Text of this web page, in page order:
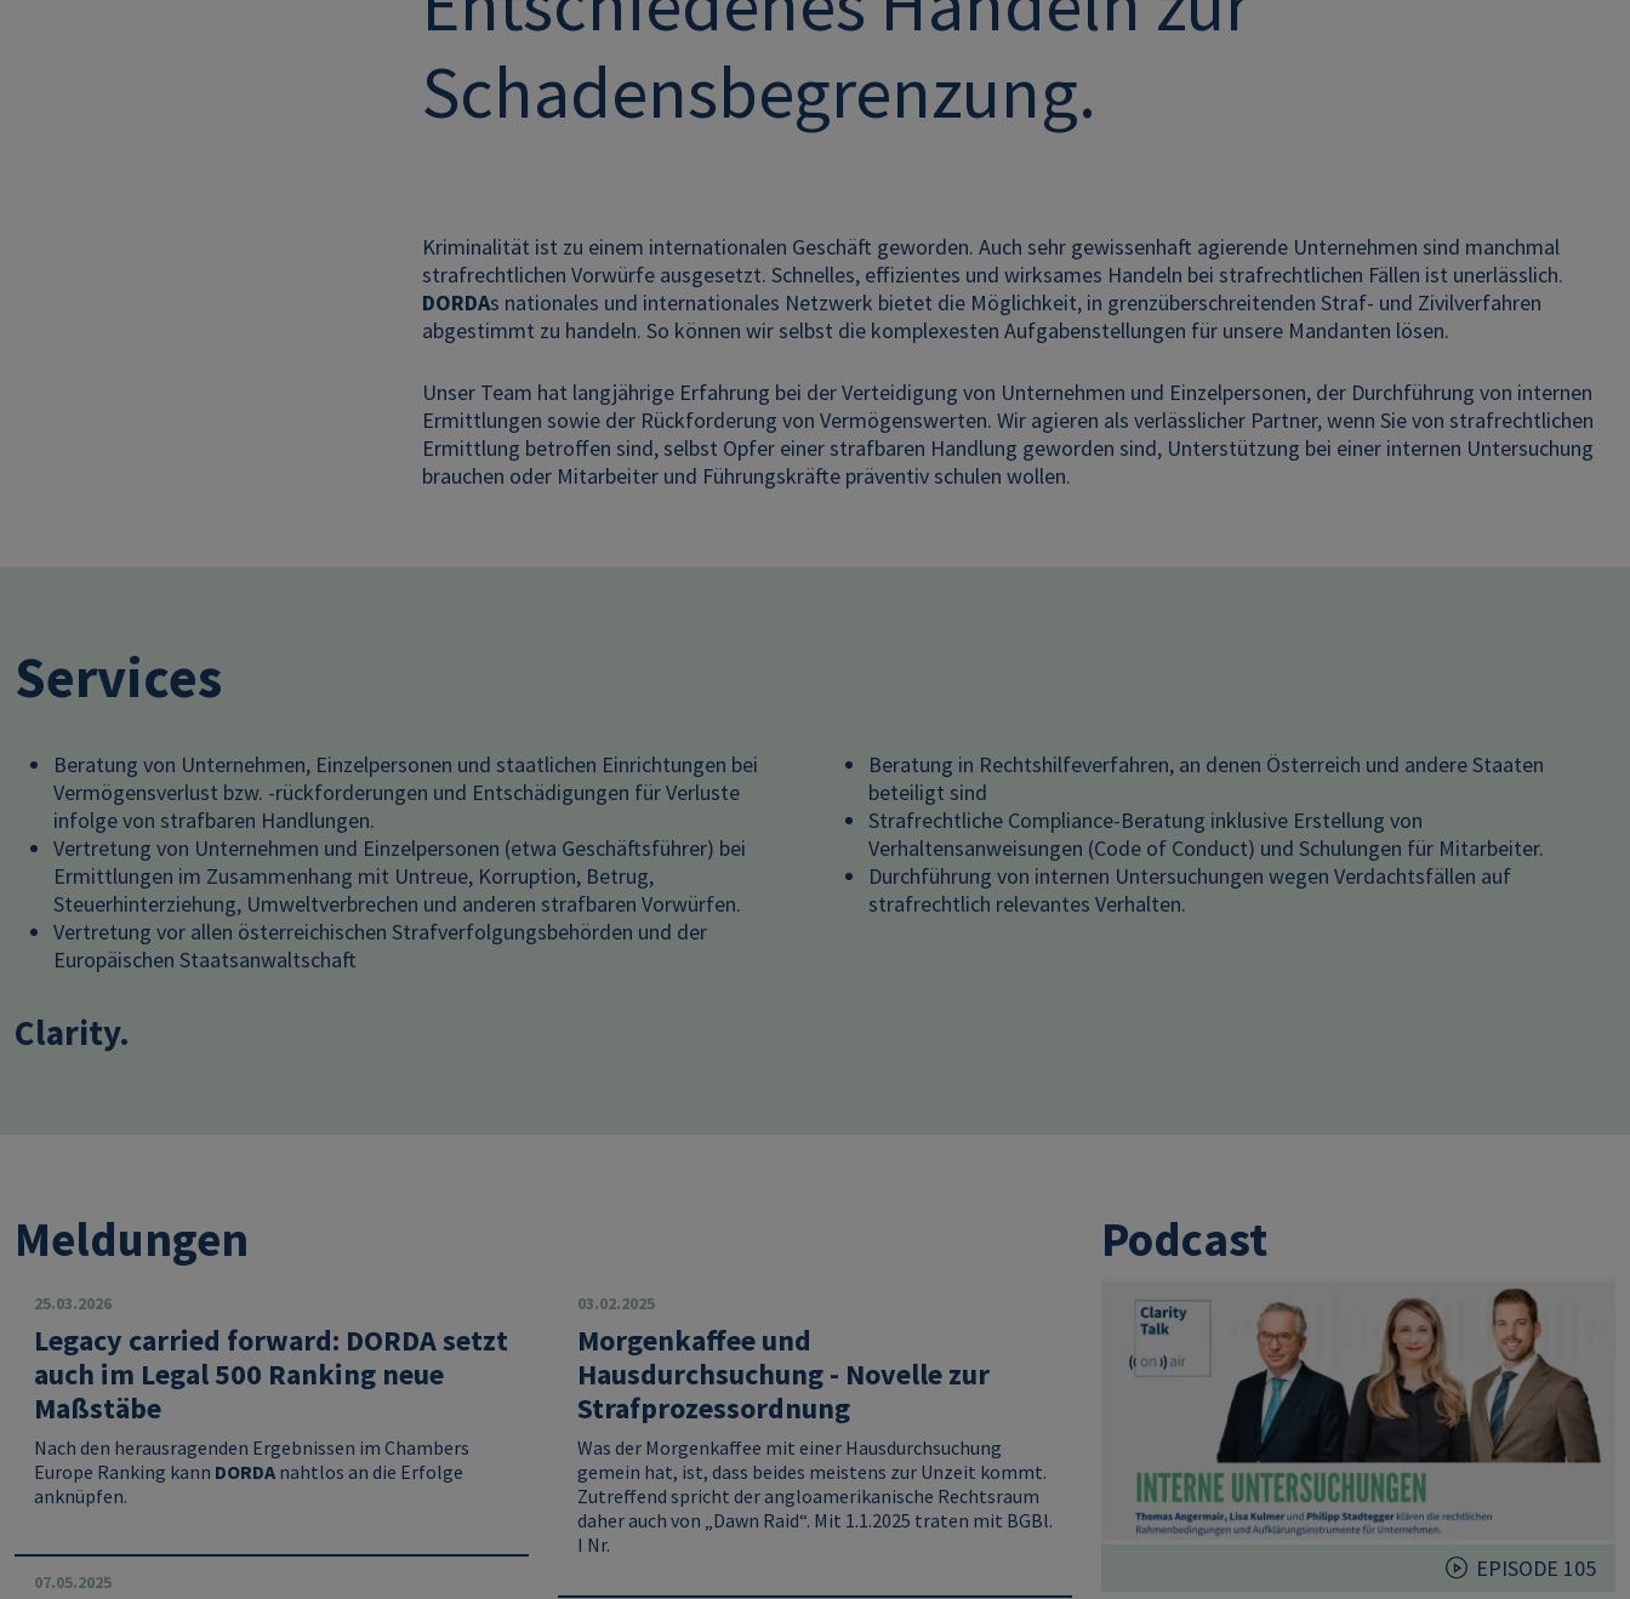
Schadensbegrenzung.
Kriminalität ist zu einem internationalen Geschäft geworden. Auch sehr gewissenhaft agierende Unternehmen sind manchmal
strafrechtlichen Vorwürfe ausgesetzt. Schnelles, effizientes und wirksames Handeln bei strafrechtlichen Fällen ist unerlässlich.
DORDAs nationales und internationales Netzwerk bietet die Möglichkeit, in grenzüberschreitenden Straf- und Zivilverfahren
abgestimmt zu handeln. So können wir selbst die komplexesten Aufgabenstellungen für unsere Mandanten lösen.
Unser Team hat langjährige Erfahrung bei der Verteidigung von Unternehmen und Einzelpersonen, der Durchführung von internen
Ermittlungen sowie der Rückforderung von Vermögenswerten. Wir agieren als verlässlicher Partner, wenn Sie von strafrechtlichen
Ermittlung betroffen sind, selbst Opfer einer strafbaren Handlung geworden sind, Unterstützung bei einer internen Untersuchung
brauchen oder Mitarbeiter und Führungskräfte präventiv schulen wollen.
Services
Beratung von Unternehmen, Einzelpersonen und staatlichen Einrichtungen bei
Vermögensverlust bzw. -rückforderungen und Entschädigungen für Verluste
infolge von strafbaren Handlungen.
Vertretung von Unternehmen und Einzelpersonen (etwa Geschäftsführer) bei
Ermittlungen im Zusammenhang mit Untreue, Korruption, Betrug,
Steuerhinterziehung, Umweltverbrechen und anderen strafbaren Vorwürfen.
Vertretung vor allen österreichischen Strafverfolgungsbehörden und der
Europäischen Staatsanwaltschaft
Beratung in Rechtshilfeverfahren, an denen Österreich und andere Staaten
beteiligt sind
Strafrechtliche Compliance-Beratung inklusive Erstellung von
Verhaltensanweisungen (Code of Conduct) und Schulungen für Mitarbeiter.
Durchführung von internen Untersuchungen wegen Verdachtsfällen auf
strafrechtlich relevantes Verhalten.
Clarity.
Meldungen
25.03.2026
Legacy carried forward: DORDA setzt
auch im Legal 500 Ranking neue
Maßstäbe
Nach den herausragenden Ergebnissen im Chambers
Europe Ranking kann DORDA nahtlos an die Erfolge
anknüpfen.
07.05.2025
03.02.2025
Morgenkaffee und
Hausdurchsuchung - Novelle zur
Strafprozessordnung
Was der Morgenkaffee mit einer Hausdurchsuchung
gemein hat, ist, dass beides meistens zur Unzeit kommt.
Zutreffend spricht der angloamerikanische Rechtsraum
daher auch von „Dawn Raid“. Mit 1.1.2025 traten mit BGBl.
I Nr.
Podcast
EPISODE 105